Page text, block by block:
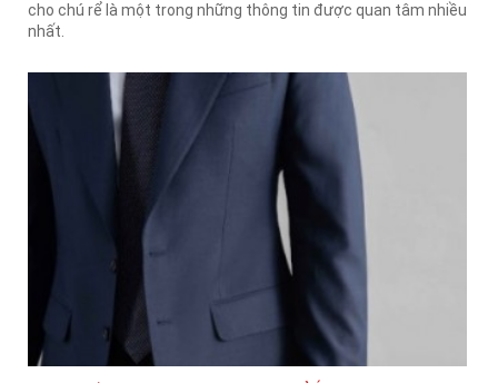
cho chú rể là một trong những thông tin được quan tâm nhiều
nhất.